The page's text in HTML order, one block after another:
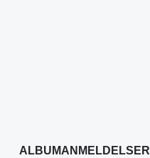
ALBUMANMELDELSER